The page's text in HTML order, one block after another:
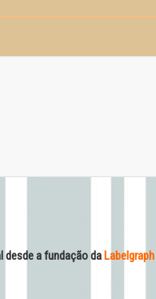
a fundação da Labelgraph